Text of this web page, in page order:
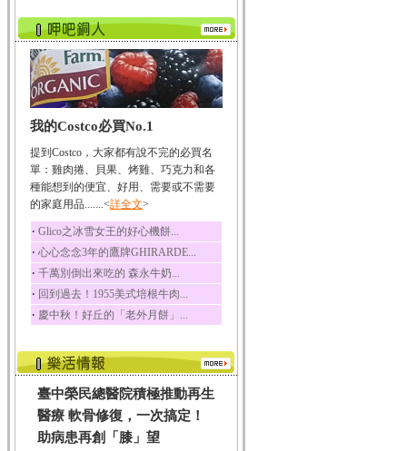
酸、迷迭香酸、植物...
咖啡
咖啡中的咖啡因會刺激
中樞神經系統，特別...
椰子
椰子含有糖類、脂肪、
荔枝
荔枝性質溫和所含的營
養素有醣類、檸檬酸...
五味子
五味子性質溫熱所含營
養成分有揮發油、檸...
草魚
草魚含有維生素A、維生
素C、及豐富的蛋白...
我的Costco必買No.1
提到Costco，大家都有說不完的必買名
單：雞肉捲、貝果、烤雞、巧克力和各
種能想到的便宜、好用、需要或不需要
的家庭用品.......<詳全文>
‧ Glico之冰雪女王的好心機餅...
‧ 心心念念3年的鷹牌GHIRARDE...
‧ 千萬別倒出來吃的 森永牛奶...
‧ 回到過去！1955美式培根牛肉...
‧ 慶中秋！好丘的「老外月餅」...
臺中榮民總醫院積極推動再生
醫療 軟骨修復，一次搞定！
助病患再創「膝」望